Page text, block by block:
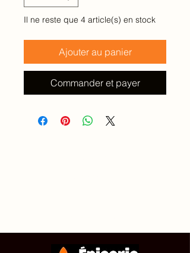
Il ne reste que 4 article(s) en stock
Ajouter au panier
Commander et payer